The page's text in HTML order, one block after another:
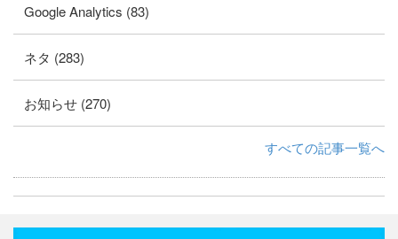
Google Analytics (83)
ネタ (283)
お知らせ (270)
すべての記事一覧へ